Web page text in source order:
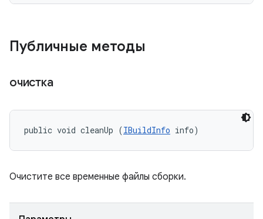
Публичные методы
очистка
public void cleanUp (IBuildInfo info)
Очистите все временные файлы сборки.